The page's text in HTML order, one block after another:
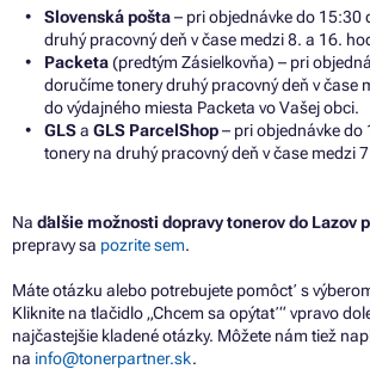
Slovenská pošta– pri objednávke do 15:30
druhý pracovný deň v čase medzi 8. a 16.
Packeta(predtým Zásielkovňa) – pri
doručíme tonery druhý pracovný deň v čase
do výdajného miesta Packeta vo Vašej obci.
GLSa GLS ParcelShop– pri objednávke
tonery na druhý pracovný deň v čase medzi
Na ďalšie možnosti dopravy tonerov do Lazov
prepravy sa pozrite sem.
Máte otázku alebo potrebujete pomôcť s
Kliknite na tlačidlo „Chcem sa opýtať“ vpravo
najčastejšie kladené otázky. Môžete nám tiež
na info@tonerpartner.sk.